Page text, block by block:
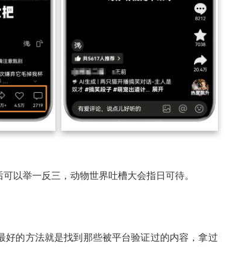
以举一反三，动物世界吐槽大会指日可待。
的方法就是找到那些被平台验证过的内容，拿过